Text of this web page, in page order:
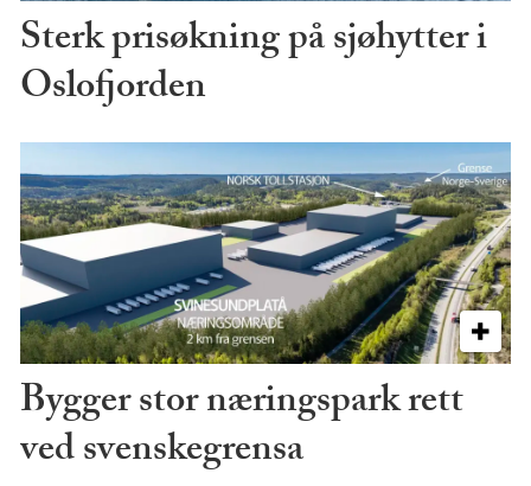
Sterk prisøkning på sjøhytter i
Oslofjorden
Bygger stor næringspark rett
ved svenskegrensa